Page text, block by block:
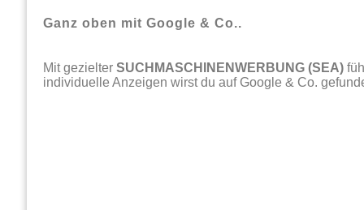
Ganz oben mit Google & Co..
Mit gezielter SUCHMASCHINENWERBUNG (SEA)
individuelle Anzeigen wirst du auf Google & Co.